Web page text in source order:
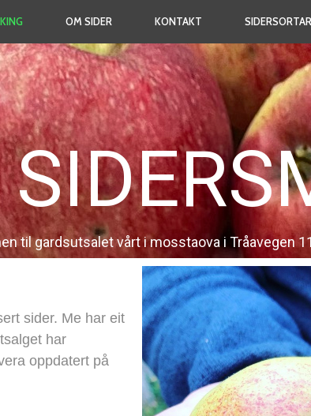
OM SIDER KONTAKT SIDERSORTAR
til gardsutsalet vårt i mosstaova i Tråavegen
sider. Me har eit
har
oppdatert på